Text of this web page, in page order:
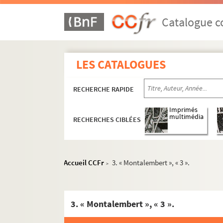
Catalogue
LES CATALOGUES
RECHERCHE RAPIDE
RECHERCHES CIBLÉES
Imprimés
multimédia
Accueil CCFr > 3. « Montalembert », « 3 ».
3. « Montalembert », « 3 ».